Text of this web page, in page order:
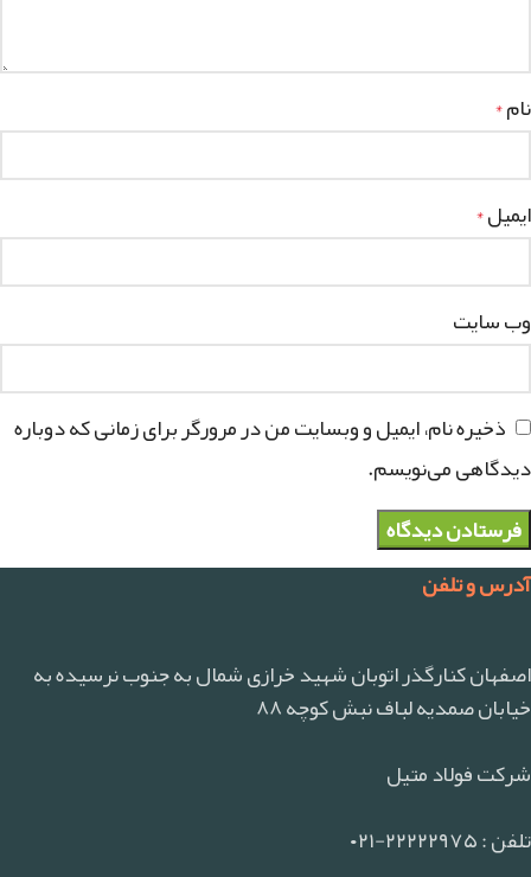
نام*
ایمیل*
وب‌ سایت
ذخیره نام، ایمیل و وبسایت من در مرورگر برای زمانی که دوباره
دیدگاهی می‌نویسم.
آدرس و تلفن
اصفهان کنارگذر اتوبان شهید خرازی شمال به جنوب نرسیده به
خیابان صمدیه لباف نبش کوچه ۸۸
شرکت فولاد متیل
تلفن : ۲۲۲۲۲۹۷۵-۰۲۱